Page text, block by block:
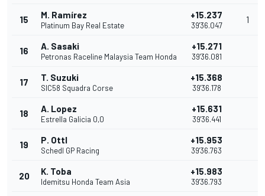
15 M. Ramírez
Platinum Bay Real Estate
+15.237
39'36.047
1
16 A. Sasaki
Petronas Raceline Malaysia Team Honda
+15.271
39'36.081
17 T. Suzuki
SIC58 Squadra Corse
+15.368
39'36.178
18 A. Lopez
Estrella Galicia 0,0
+15.631
39'36.441
19 P. Ottl
Schedl GP Racing
+15.953
39'36.763
20 K. Toba
Idemitsu Honda Team Asia
+15.983
39'36.793